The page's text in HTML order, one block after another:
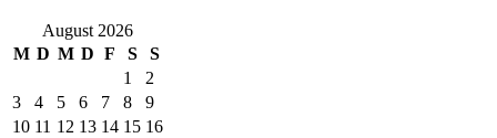
August 2026
M D M D F S
S
1
2
3
4 5 6 7 8
9
10 11 12 13 14 15 16